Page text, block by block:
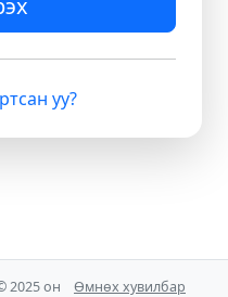
уу?
2025 он Өмнөх хувилбар